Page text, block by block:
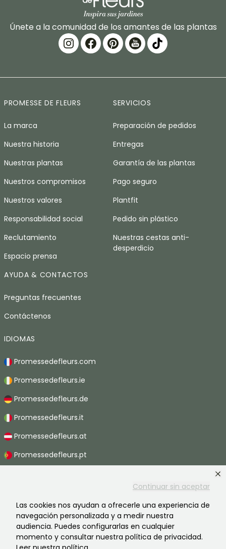
Continuar sin aceptar
Las cookies nos ayudan a ofrecerle una experiencia de
navegación personalizada y a medir nuestra
audiencia. Puedes configurarlas en cualquier
momento y consultar nuestra política de privacidad.
Únete a la comunidad de los amantes de las plantas
PROMESSE DE FLEURS
La marca
Nuestra historia
Nuestras plantas
Nuestros compromisos
Nuestros valores
Responsabilidad social
Reclutamiento
Espacio prensa
SERVICIOS
Preparación de pedidos
Entregas
Garantía de las plantas
Pago seguro
Plantfit
Pedido sin plástico
Nuestras cestas anti-
desperdicio
AYUDA & CONTACTOS
Preguntas frecuentes
Contáctenos
IDIOMAS
Promessedefleurs.com
Promessedefleurs.ie
Promessedefleurs.de
Promessedefleurs.it
Promessedefleurs.at
Promessedefleurs.pt
Promessedefleurs.ch